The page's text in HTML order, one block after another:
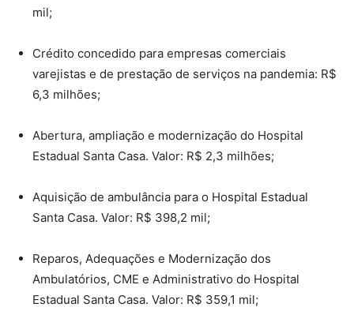
mil;
Crédito concedido para empresas comerciais
varejistas e de prestação de serviços na pandemia: R$
6,3 milhões;
Abertura, ampliação e modernização do Hospital
Estadual Santa Casa. Valor: R$ 2,3 milhões;
Aquisição de ambulância para o Hospital Estadual
Santa Casa. Valor: R$ 398,2 mil;
Reparos, Adequações e Modernização dos
Ambulatórios, CME e Administrativo do Hospital
Estadual Santa Casa. Valor: R$ 359,1 mil;